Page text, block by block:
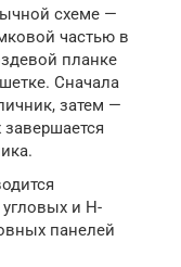
схеме —
частью в
планке
Сначала
затем —
и Н-
панелей